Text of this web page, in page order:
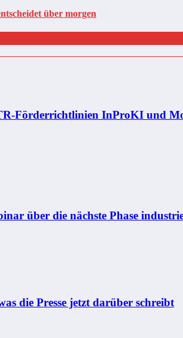
über morgen
Förderrichtlinien InProKI und
über die nächste Phase
die Presse jetzt darüber schreibt